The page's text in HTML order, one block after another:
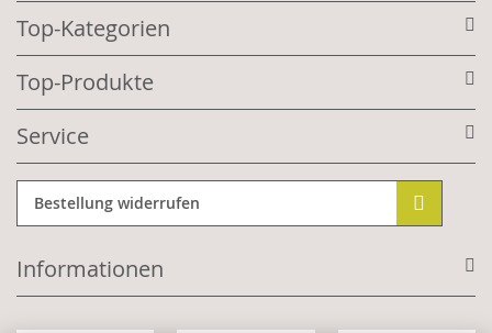
Top-Kategorien
Top-Produkte
Service
Bestellung widerrufen
Informationen